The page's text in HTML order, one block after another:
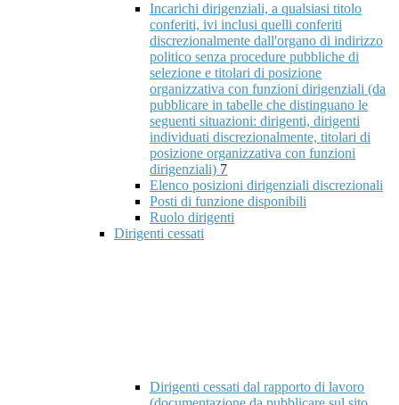
Incarichi dirigenziali, a qualsiasi titolo
conferiti, ivi inclusi quelli conferiti
discrezionalmente dall'organo di indirizzo
politico senza procedure pubbliche di
selezione e titolari di posizione
organizzativa con funzioni dirigenziali (da
pubblicare in tabelle che distinguano le
seguenti situazioni: dirigenti, dirigenti
individuati discrezionalmente, titolari di
posizione organizzativa con funzioni
dirigenziali) 7
Elenco posizioni dirigenziali discrezionali
Posti di funzione disponibili
Ruolo dirigenti
Dirigenti cessati
Dirigenti cessati dal rapporto di lavoro